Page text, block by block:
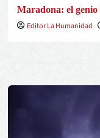
Maradona: el
Editor La Humanidad